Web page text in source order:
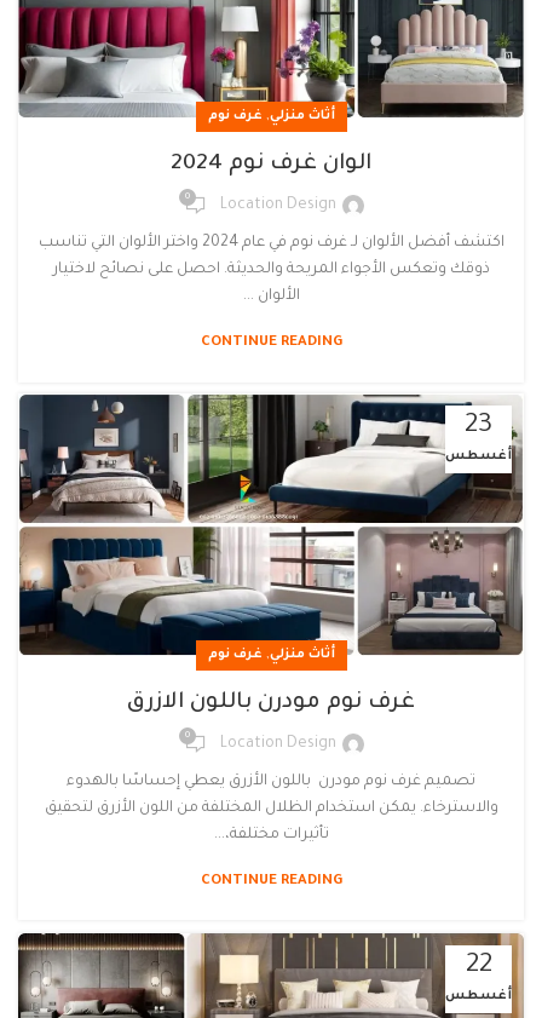
أثاث منزلي, غرف نوم
الوان غرف نوم 2024
Location Design
0
اكتشف أفضل الألوان لـ غرف نوم في عام 2024 واختر الألوان التي تناسب
ذوقك وتعكس الأجواء المريحة والحديثة. احصل على نصائح لاختيار
الألوان ...
CONTINUE READING
23
أغسطس
أثاث منزلي, غرف نوم
غرف نوم مودرن باللون الازرق
Location Design
0
تصميم غرف نوم مودرن باللون الأزرق يعطي إحساسًا بالهدوء
والاسترخاء. يمكن استخدام الظلال المختلفة من اللون الأزرق لتحقيق
تأثيرات مختلفة،...
CONTINUE READING
22
أغسطس